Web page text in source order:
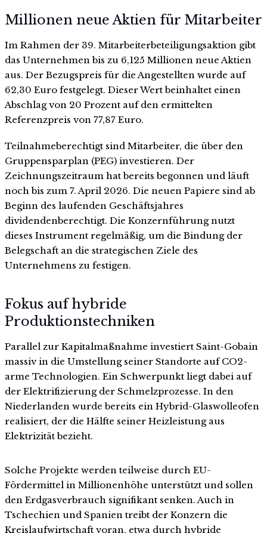
Millionen neue Aktien für Mitarbeiter
Im Rahmen der 39. Mitarbeiterbeteiligungsaktion gibt
das Unternehmen bis zu 6,125 Millionen neue Aktien
aus. Der Bezugspreis für die Angestellten wurde auf
62,30 Euro festgelegt. Dieser Wert beinhaltet einen
Abschlag von 20 Prozent auf den ermittelten
Referenzpreis von 77,87 Euro.
Teilnahmeberechtigt sind Mitarbeiter, die über den
Gruppensparplan (PEG) investieren. Der
Zeichnungszeitraum hat bereits begonnen und läuft
noch bis zum 7. April 2026. Die neuen Papiere sind ab
Beginn des laufenden Geschäftsjahres
dividendenberechtigt. Die Konzernführung nutzt
dieses Instrument regelmäßig, um die Bindung der
Belegschaft an die strategischen Ziele des
Unternehmens zu festigen.
Fokus auf hybride
Produktionstechniken
Parallel zur Kapitalmaßnahme investiert Saint-Gobain
massiv in die Umstellung seiner Standorte auf CO2-
arme Technologien. Ein Schwerpunkt liegt dabei auf
der Elektrifizierung der Schmelzprozesse. In den
Niederlanden wurde bereits ein Hybrid-Glaswolleofen
realisiert, der die Hälfte seiner Heizleistung aus
Elektrizität bezieht.
Solche Projekte werden teilweise durch EU-
Fördermittel in Millionenhöhe unterstützt und sollen
den Erdgasverbrauch signifikant senken. Auch in
Tschechien und Spanien treibt der Konzern die
Kreislaufwirtschaft voran, etwa durch hybride